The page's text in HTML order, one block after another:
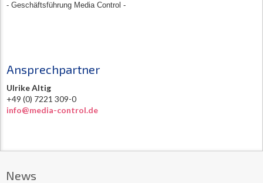
- Geschäftsführung Media Control -
Ansprechpartner
Ulrike Altig
+49 (0) 7221 309-0
info@media-control.de
News